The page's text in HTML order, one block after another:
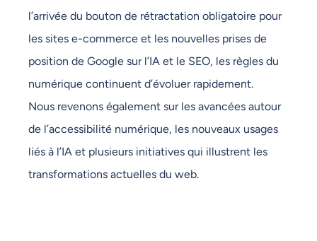
l’arrivée du bouton de rétractation obligatoire pour
les sites e-commerce et les nouvelles prises de
position de Google sur l’IA et le SEO, les règles du
numérique continuent d’évoluer rapidement.
Nous revenons également sur les avancées autour
de l’accessibilité numérique, les nouveaux usages
liés à l’IA et plusieurs initiatives qui illustrent les
transformations actuelles du web.